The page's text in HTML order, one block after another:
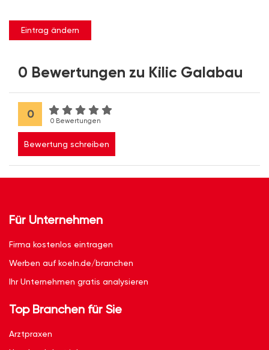
Eintrag ändern
0 Bewertungen zu Kilic Galabau
0
0 Bewertungen
Bewertung schreiben
Für Unternehmen
Firma kostenlos eintragen
Werben auf koeln.de/branchen
Ihr Unternehmen gratis analysieren
Top Branchen für Sie
Arztpraxen